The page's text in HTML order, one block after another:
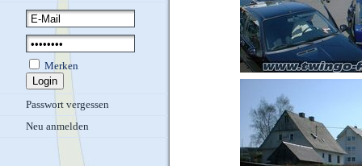
Merken
Passwort vergessen
Neu anmelden